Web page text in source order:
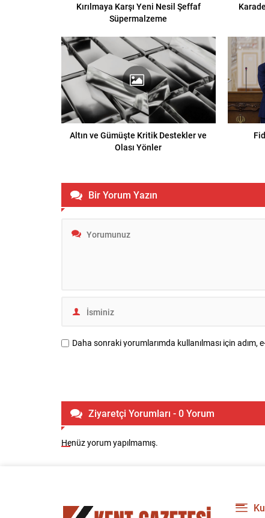
Kırılmaya Karşı Yeni Nesil Şeffaf
Süpermalzeme
Altın ve Gümüşte Kritik Destekler ve
Olası Yönler
Bir Yorum Yazın
Daha sonraki yorumlarımda kullanılması için
Ziyaretçi Yorumları - 0 Yorum
Henüz yorum yapılmamış.